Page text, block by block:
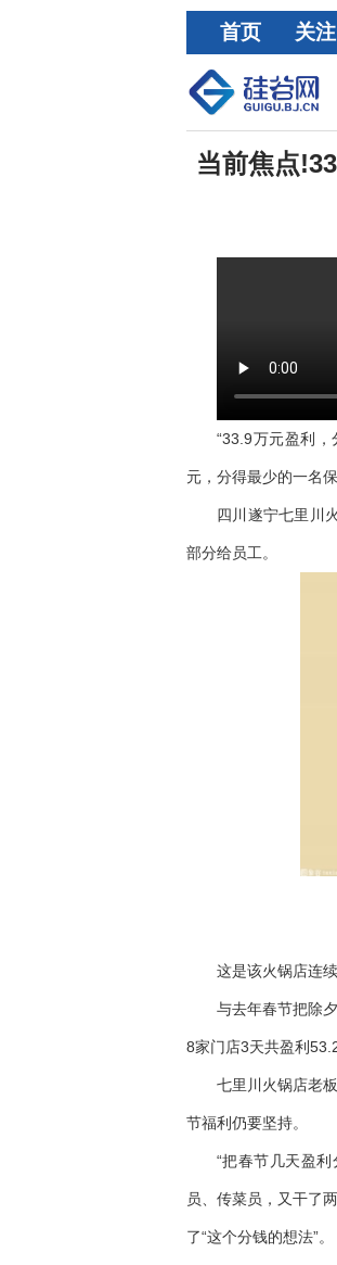
首页 关注
经济
当前焦点
“33.9万元盈利
元，分得最少的一名
四川遂宁七里川
部分给员工。
这是该火锅店连
与去年春节把除
8家门店3天共盈利
七里川火锅店老
节福利仍要坚持。
“把春节几天盈
员、传菜员，又干了
了“这个分钱的想法”。